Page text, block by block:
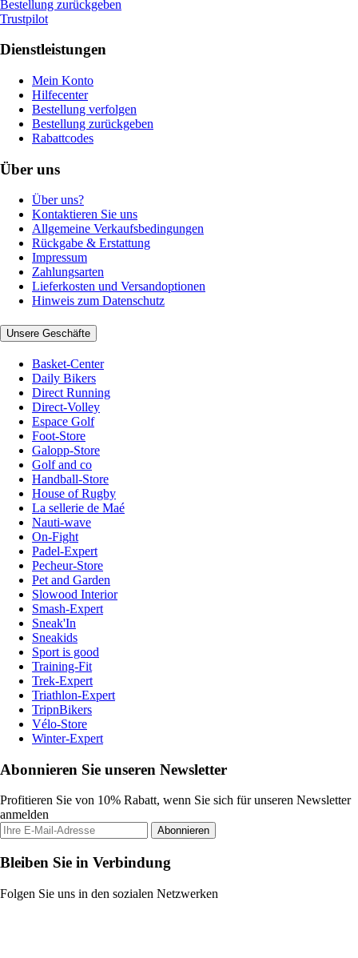
Bestellung zurückgeben
Trustpilot
Dienstleistungen
Mein Konto
Hilfecenter
Bestellung verfolgen
Bestellung zurückgeben
Rabattcodes
Über uns
Über uns?
Kontaktieren Sie uns
Allgemeine Verkaufsbedingungen
Rückgabe & Erstattung
Impressum
Zahlungsarten
Lieferkosten und Versandoptionen
Hinweis zum Datenschutz
Unsere Geschäfte
Basket-Center
Daily Bikers
Direct Running
Direct-Volley
Espace Golf
Foot-Store
Galopp-Store
Golf and co
Handball-Store
House of Rugby
La sellerie de Maé
Nauti-wave
On-Fight
Padel-Expert
Pecheur-Store
Pet and Garden
Slowood Interior
Smash-Expert
Sneak'In
Sneakids
Sport is good
Training-Fit
Trek-Expert
Triathlon-Expert
TripnBikers
Vélo-Store
Winter-Expert
Abonnieren Sie unseren Newsletter
Profitieren Sie von 10% Rabatt, wenn Sie sich für unseren Newsletter
anmelden
Abonnieren
Bleiben Sie in Verbindung
Folgen Sie uns in den sozialen Netzwerken